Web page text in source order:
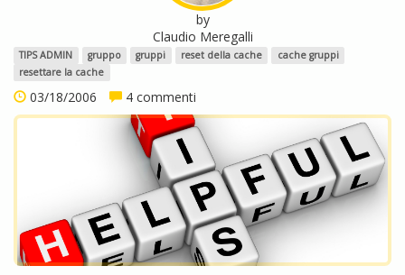
by
Claudio Meregalli
TIPS ADMIN gruppo gruppi reset della cache
cache gruppi
resettare la cache
03/18/2006 4 commenti